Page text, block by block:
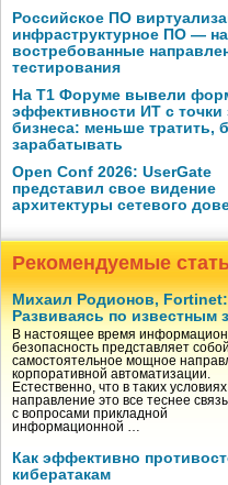
Российское ПО
инфраструктурное ПО —
востребованные
тестирования
На Т1 Форуме вывели
эффективности ИТ с точки
бизнеса: меньше тратить,
зарабатывать
Open Conf 2026: UserGate
представил свое видение
архитектуры сетевого
Рекомендуемые
Михаил Родионов, Fortinet:
Развиваясь по известным
В настоящее время
безопасность представляет
самостоятельное мощное
корпоративной автоматизации.
Естественно, что в таких условиях
направление это все теснее
с вопросами прикладной
информационной …
Как эффективно
кибератакам